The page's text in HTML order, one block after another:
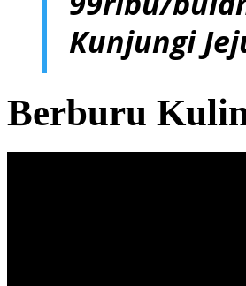
Kunjungi
Berburu